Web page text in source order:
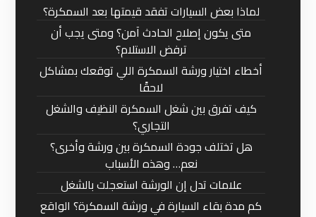
لماذا بعض السيارات تفقد قيمتها بعد السمكرة؟
متى يكون إصلاح الحادث آمن؟ ومتى يجب أن
ترفض الاستلام؟
أخطاء اختيار ورشة السمكرة اللي توقعك بمشاكل
لاحقًا
كيف تفرق بين شغل السمكرة النظيف والشغل
التجاري؟
هل تختلف جودة السمكرة بين ورشة وأخرى؟
نعم… وهذه الأسباب
علامات تدل إن الورشة استعجلت بالشغل
كم مدة بقاء السيارة في ورشة السمكرة؟ الواقع